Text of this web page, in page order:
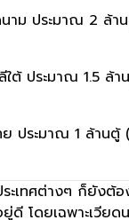
าม ประมาณ 2 ล้า
ต้ ประมาณ 1.5 ล้า
ประมาณ 1 ล้านตู้
ะเทศต่างๆ ก็ยังต้
ดี โดยเฉพาะเวียด